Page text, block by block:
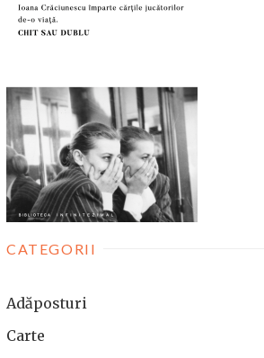
CATEGORII
Adăposturi
Carte